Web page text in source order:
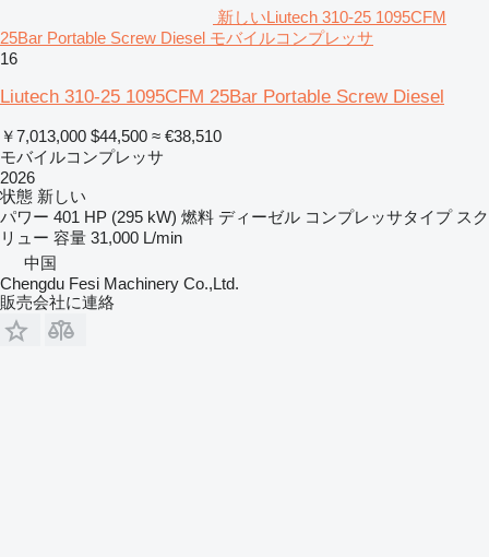
新しいLiutech 310-25 1095CFM
25Bar Portable Screw Diesel モバイルコンプレッサ
16
Liutech 310-25 1095CFM 25Bar Portable Screw Diesel
￥7,013,000 $44,500 ≈ €38,510
モバイルコンプレッサ
2026
状態 新しい
パワー 401 HP (295 kW) 燃料 ディーゼル コンプレッサタイプ スク
リュー 容量 31,000 L/min
中国
Chengdu Fesi Machinery Co.,Ltd.
販売会社に連絡